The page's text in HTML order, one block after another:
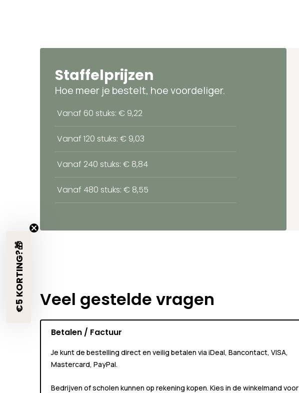
Staffelprijzen
Hoe meer je bestelt, hoe voordeliger.
Vanaf 60 stuks: € 9,22
Vanaf 120 stuks: € 9,03
Vanaf 240 stuks: € 8,84
Vanaf 480 stuks: € 8,55
Veel gestelde vragen
Betalen / Factuur
Je kunt de bestelling direct en veilig betalen via iDeal, Bancontact, VISA,
Mastercard, PayPal.
Bedrijven of scholen kunnen op rekening kopen. Kies in de winkelmand voor
€5 KORTING?🎁